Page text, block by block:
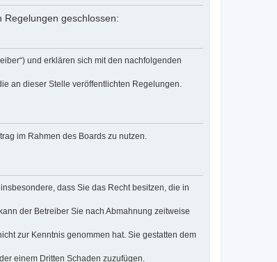
Regelungen geschlossen:
und erklären sich mit den nachfolgenden
an dieser Stelle veröffentlichten Regelungen.
im Rahmen des Boards zu nutzen.
dass Sie das Recht besitzen, die in
der Betreiber Sie nach Abmahnung zeitweise
zur Kenntnis genommen hat. Sie gestatten dem
einem Dritten Schaden zuzufügen.